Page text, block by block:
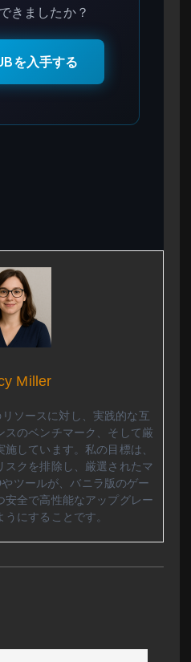
きましたか？
を入手する
Miller
ソースに対し、実践的な互
スのベンチマーク、そして厳
しています。私の目標は、
スクを排除し、厳選されたマ
ツールが、バニラ版のゲー
安全で高性能なアップグレー
うにすることです。